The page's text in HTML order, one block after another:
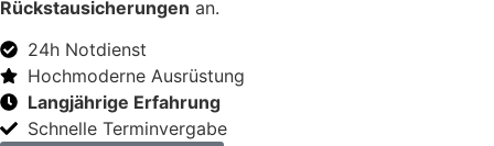
Rückstausicherungen an.
24h Notdienst
Hochmoderne Ausrüstung
Langjährige Erfahrung
Schnelle Terminvergabe